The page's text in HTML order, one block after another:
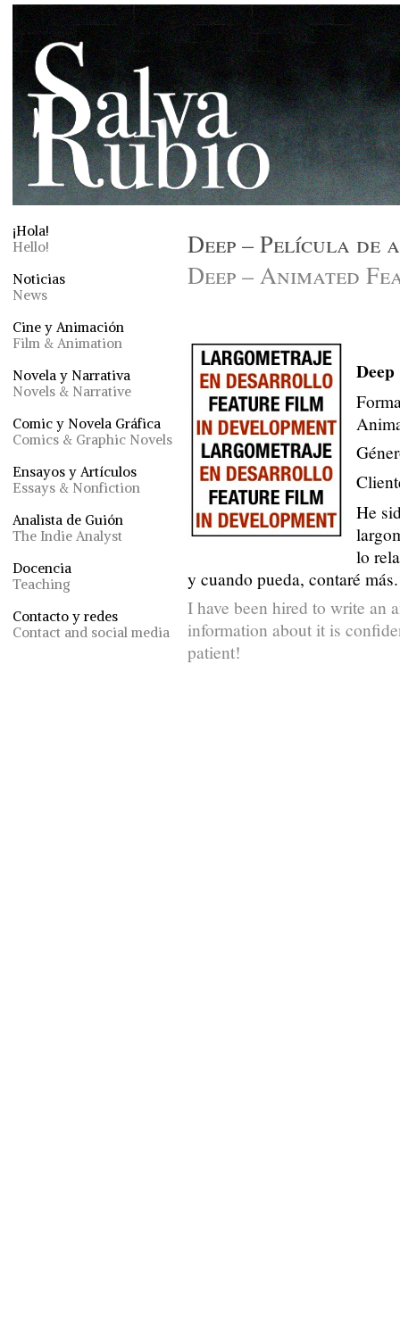
¡Hola!
Hello!
Noticias
News
Cine y Animación
Film & Animation
Novela y Narrativa
Novels & Narrative
Comic y Novela Gráfica
Comics & Graphic Novels
Ensayos y Artículos
Essays & Nonfiction
Analista de Guión
The Indie Analyst
Docencia
Teaching
Contacto y redes
Contact and social media
Deep – Película de
Deep – Animated
Deep
He
lo
y cuando pueda, contaré
I have been hired to write an
information about it is
patient!